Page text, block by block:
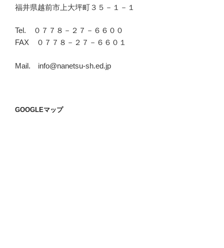
福井県越前市上大坪町３５－１－１
Tel. ０７７８－２７－６６００
FAX ０７７８－２７－６６０１
Mail. info@nanetsu-sh.ed.jp
GOOGLEマップ